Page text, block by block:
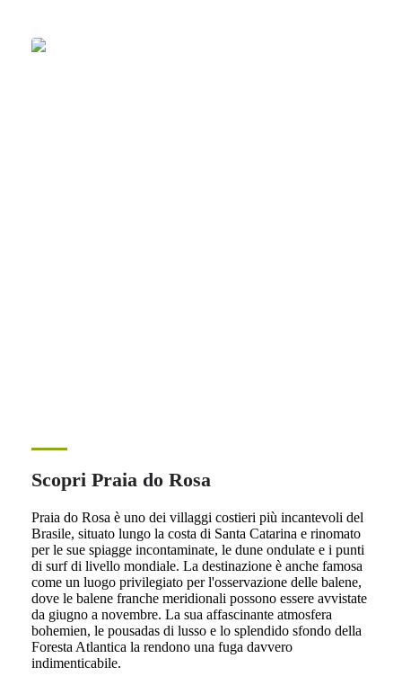
Scopri Praia do Rosa
Praia do Rosa è uno dei villaggi costieri più incantevoli del
Brasile, situato lungo la costa di Santa Catarina e rinomato
per le sue spiagge incontaminate, le dune ondulate e i punti
di surf di livello mondiale. La destinazione è anche famosa
come un luogo privilegiato per l'osservazione delle balene,
dove le balene franche meridionali possono essere avvistate
da giugno a novembre. La sua affascinante atmosfera
bohemien, le pousadas di lusso e lo splendido sfondo della
Foresta Atlantica la rendono una fuga davvero
indimenticabile.